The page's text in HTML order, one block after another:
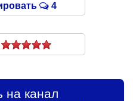
4
на канал